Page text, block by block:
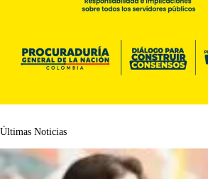
Últimas Noticias